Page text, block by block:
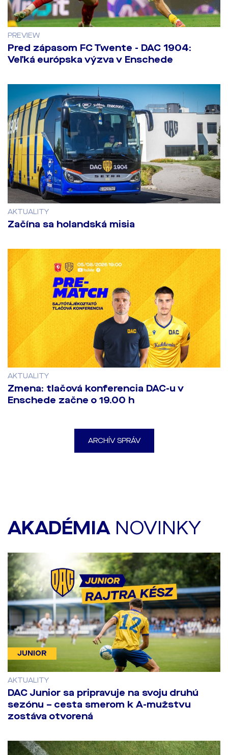
PREVIEW
Pred zápasom FC Twente - DAC 1904:
Veľká európska výzva v Enschede
AKTUALITY
Začína sa holandská misia
AKTUALITY
Zmena: tlačová konferencia DAC-u v
Enschede začne o 19.00 h
ARCHÍV SPRÁV
AKADÉMIANOVINKY
JUNIOR
AKTUALITY
DAC Junior sa pripravuje na svoju druhú
sezónu – cesta smerom k A-mužstvu
zostáva otvorená